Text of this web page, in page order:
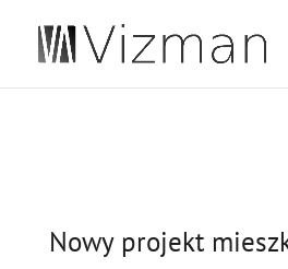
JSON
Nowy projekt